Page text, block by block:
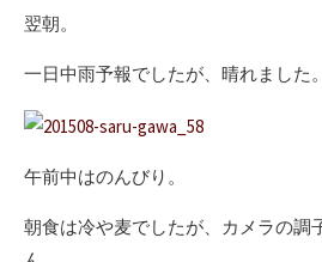
翌朝。
一日中雨予報でしたが、晴れました
午前中はのんびり。
朝食は冷や麦でしたが、カメラの調